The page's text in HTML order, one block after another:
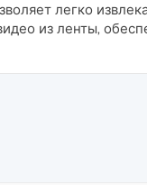
легко
из ленты,